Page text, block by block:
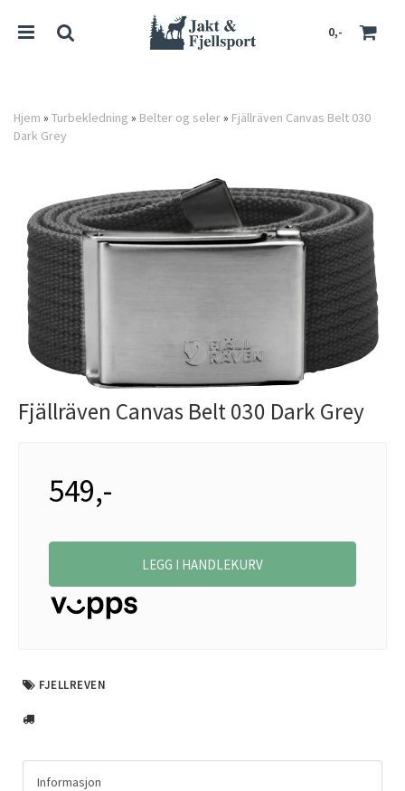
0,-
Hjem » Turbekledning » Belter og seler» Fjällräven Canvas Belt 030
Dark Grey
Fjällräven Canvas Belt 030 Dark Grey
549,-
LEGG I HANDLEKURV
FJELLREVEN
Informasjon
Trykk ENTER for å søke